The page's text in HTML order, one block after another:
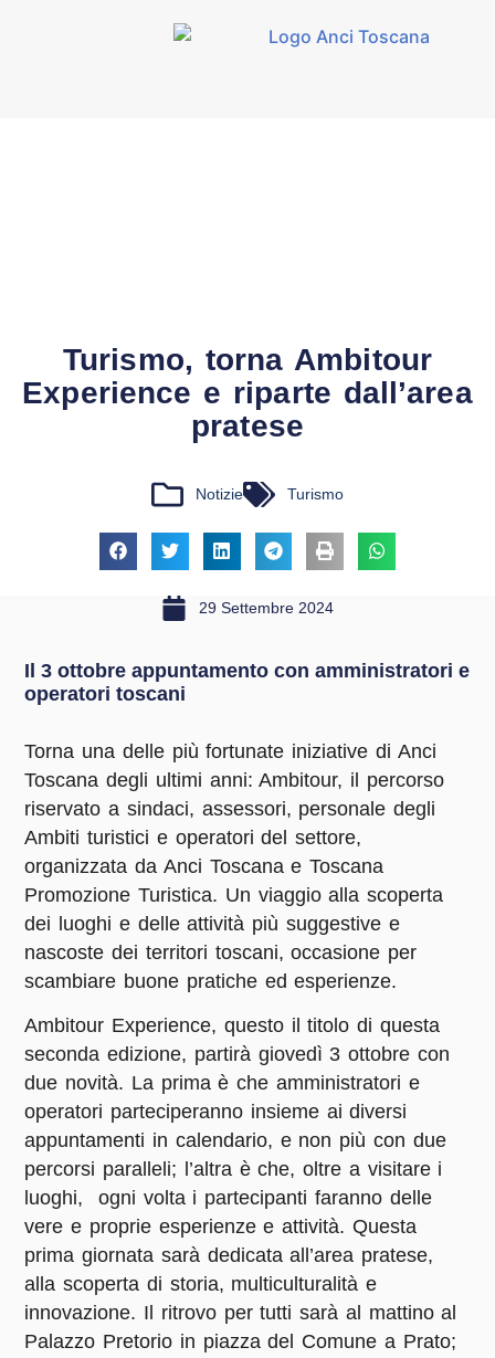
Turismo, torna Ambitour
Experience e riparte dall’area
pratese
Notizie Turismo
29 Settembre 2024
Il 3 ottobre appuntamento con amministratori e
operatori toscani
Torna una delle più fortunate iniziative di Anci
Toscana degli ultimi anni: Ambitour, il percorso
riservato a sindaci, assessori, personale degli
Ambiti turistici e operatori del settore,
organizzata da Anci Toscana e Toscana
Promozione Turistica. Un viaggio alla scoperta
dei luoghi e delle attività più suggestive e
nascoste dei territori toscani, occasione per
scambiare buone pratiche ed esperienze.
Ambitour Experience, questo il titolo di questa
seconda edizione, partirà giovedì 3 ottobre con
due novità. La prima è che amministratori e
operatori parteciperanno insieme ai diversi
appuntamenti in calendario, e non più con due
percorsi paralleli; l’altra è che, oltre a visitare i
luoghi, ogni volta i partecipanti faranno delle
vere e proprie esperienze e attività. Questa
prima giornata sarà dedicata all’area pratese,
alla scoperta di storia, multiculturalità e
innovazione. Il ritrovo per tutti sarà al mattino al
Palazzo Pretorio in piazza del Comune a Prato;